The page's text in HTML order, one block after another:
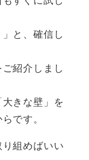
と、確信し
紹介しまし
きな壁」を
です。
組めばいい